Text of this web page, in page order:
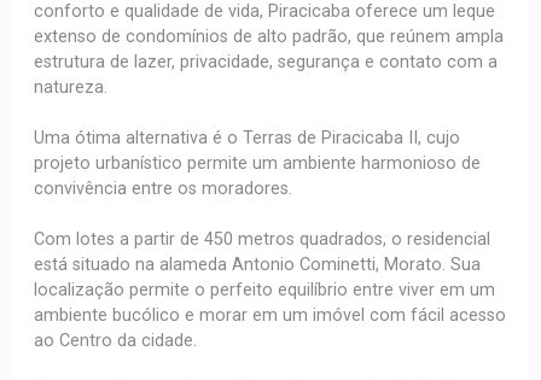
conforto e qualidade de vida, Piracicaba oferece um leque
extenso de condomínios de alto padrão, que reúnem ampla
estrutura de lazer, privacidade, segurança e contato com a
natureza.
Uma ótima alternativa é o Terras de Piracicaba II, cujo
projeto urbanístico permite um ambiente harmonioso de
convivência entre os moradores.
Com lotes a partir de 450 metros quadrados, o residencial
está situado na alameda Antonio Cominetti, Morato. Sua
localização permite o perfeito equilíbrio entre viver em um
ambiente bucólico e morar em um imóvel com fácil acesso
ao Centro da cidade.